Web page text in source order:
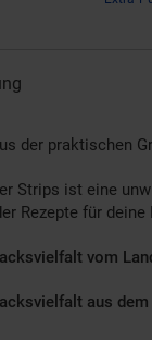
der praktischen
Strips ist eine
Rezepte für deine
vom
aus dem